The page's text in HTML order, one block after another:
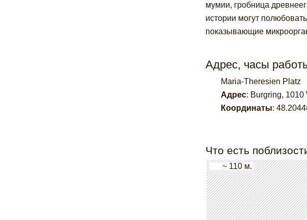
мумии, гробница
истории могут
показывающие
Адрес, часы
Maria-Theresien Platz
Адрес: Burgring, 1010
Координаты:
Что есть
~ 110 м.